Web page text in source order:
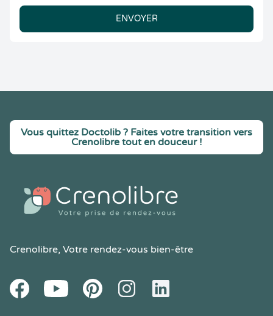
ENVOYER
Vous quittez Doctolib ? Faites votre transition vers
Crenolibre tout en douceur !
Crenolibre, Votre rendez-vous bien-être
FacebookYoutube PinteresetInstagramLinkedIn